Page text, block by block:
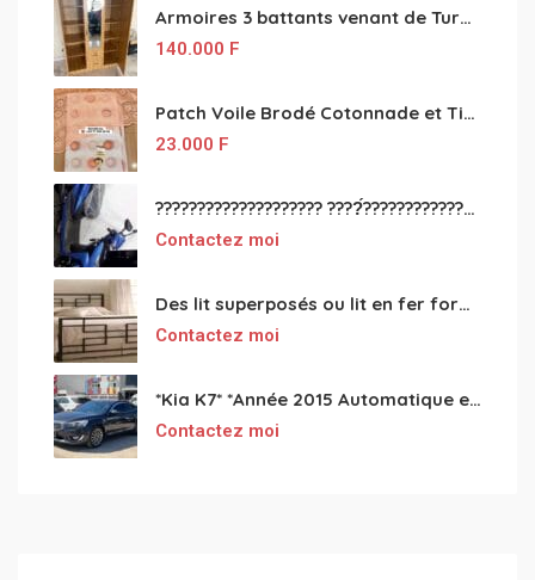
Armoires 3 battants venant de Turquie disponibles
140.000 F
Patch Voile Brodé Cotonnade et Tinu Minu de l’Inde ???????? ????
23.000 F
???????????????????? ????́???????????????????????????????????????? à vendre
Contactez moi
Des lit superposés ou lit en fer forgé grande classes disponible
Contactez moi
*Kia K7* *Année 2015 Automatique essence ⛽️ 4 cylindres 2.0
Contactez moi